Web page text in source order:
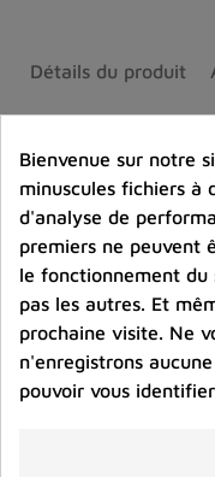
Détails du produit
Bienvenue sur notre
minuscules fichiers à
d'analyse de
premiers ne peuvent
le fonctionnement du
pas les autres. Et
prochaine visite. Ne
n'enregistrons
pouvoir vous